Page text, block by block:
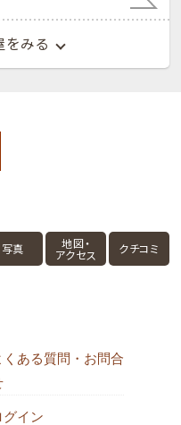
をみる
写真 地図・
アクセス クチコミ
くある質問・お問合
グイン